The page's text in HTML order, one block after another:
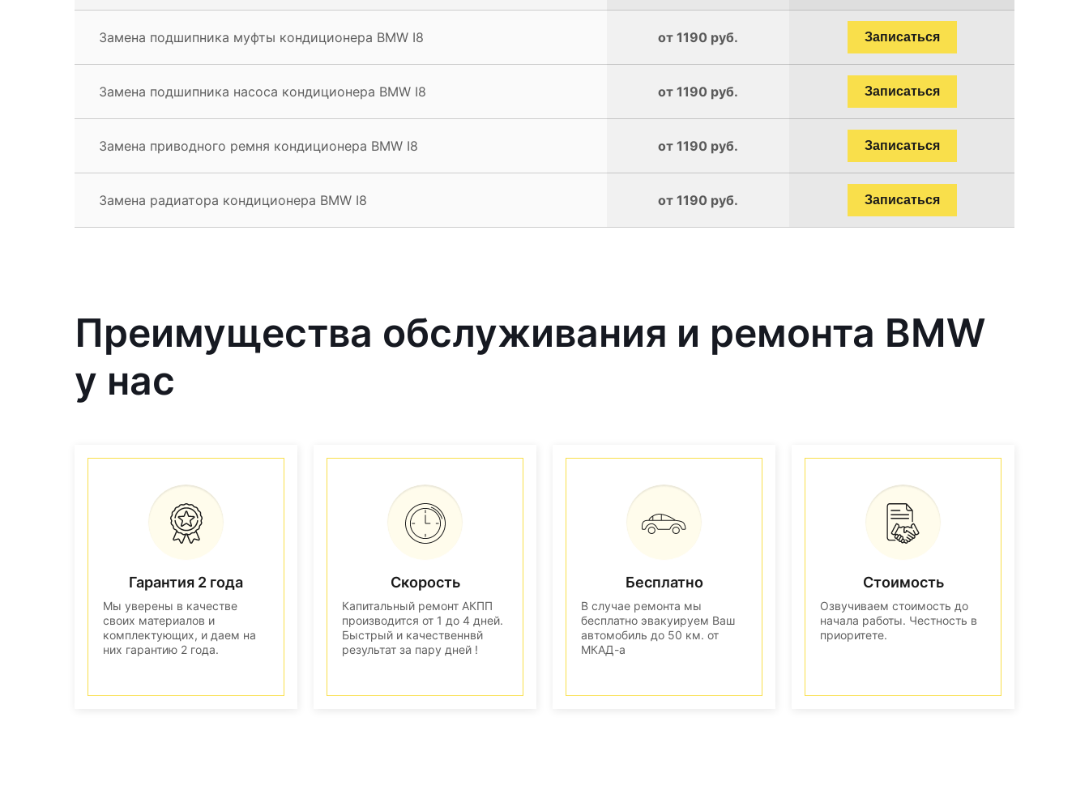
Замена подшипника муфты кондиционера BMW I8 от 1190 руб. Записаться
Замена подшипника насоса кондиционера BMW I8 от 1190 руб. Записаться
Замена приводного ремня кондиционера BMW I8 от 1190 руб. Записаться
Замена радиатора кондиционера BMW I8 от 1190 руб. Записаться
Преимущества обслуживания и ремонта BMW
у нас
Гарантия 2 года
Мы уверены в качестве
своих материалов и
комплектующих, и даем на
них гарантию 2 года.
Скорость
Капитальный ремонт АКПП
производится от 1 до 4 дней.
Быстрый и качественнвй
результат за пару дней !
Бесплатно
В случае ремонта мы
бесплатно эвакуируем Ваш
автомобиль до 50 км. от
МКАД-а
Стоимость
Озвучиваем стоимость до
начала работы. Честность в
приоритете.